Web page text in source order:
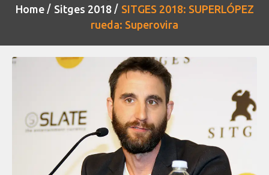
Home Sitges 2018
SITGES 2018: SUPERLÓPEZ
rueda: Superovira